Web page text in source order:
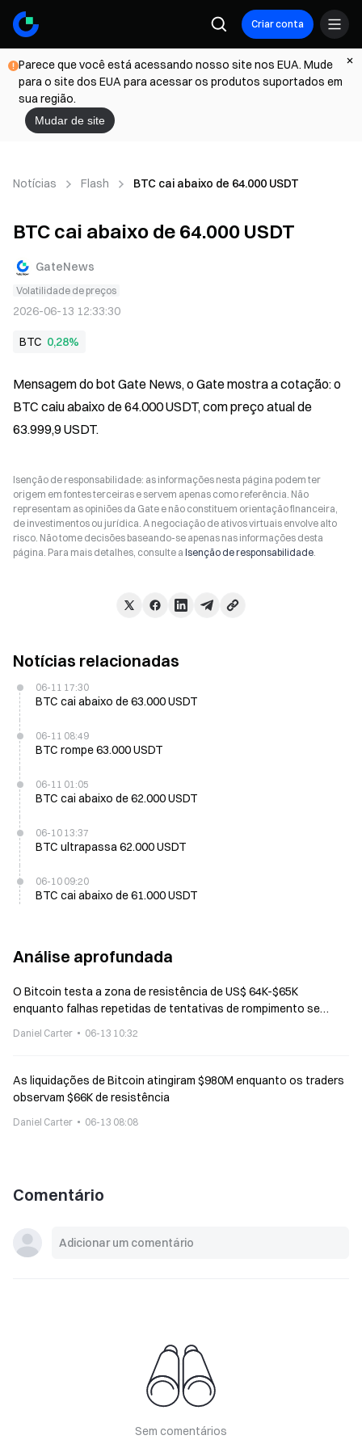
Criar conta
Parece que você está acessando nosso site nos EUA. Mude
para o site dos EUA para acessar os produtos suportados em
sua região.
Mudar de site
Notícias Flash BTC cai abaixo de 64.000 USDT
BTC cai abaixo de 64.000 USDT
GateNews
Volatilidade de preços
2026-06-13 12:33:30
BTC 0,28%
Mensagem do bot Gate News, o Gate mostra a cotação: o
BTC caiu abaixo de 64.000 USDT, com preço atual de
63.999,9 USDT.
Isenção de responsabilidade: as informações nesta página podem ter
origem em fontes terceiras e servem apenas como referência. Não
representam as opiniões da Gate e não constituem orientação financeira,
de investimentos ou jurídica. A negociação de ativos virtuais envolve alto
risco. Não tome decisões baseando-se apenas nas informações desta
página. Para mais detalhes, consulte a Isenção de responsabilidade.
Notícias relacionadas
06-11 17:30
BTC cai abaixo de 63.000 USDT
06-11 08:49
BTC rompe 63.000 USDT
06-11 01:05
BTC cai abaixo de 62.000 USDT
06-10 13:37
BTC ultrapassa 62.000 USDT
06-10 09:20
BTC cai abaixo de 61.000 USDT
Análise aprofundada
O Bitcoin testa a zona de resistência de US$ 64K-$65K
enquanto falhas repetidas de tentativas de rompimento se
Daniel Carter 06-13 10:32
As liquidações de Bitcoin atingiram $980M enquanto os traders
observam $66K de resistência
Daniel Carter 06-13 08:08
Comentário
Sem comentários